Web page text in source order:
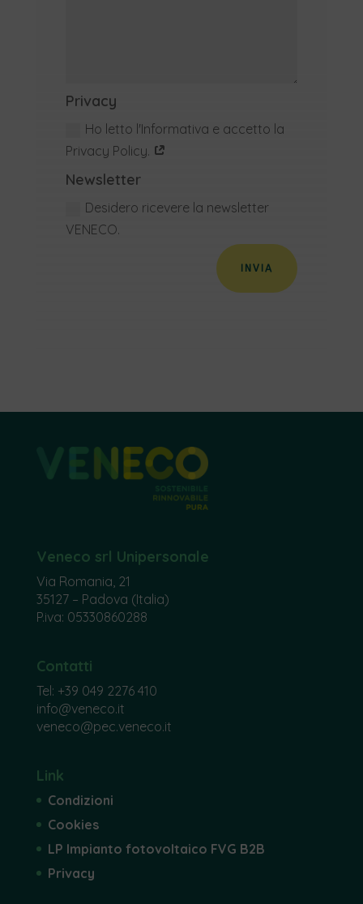
Privacy
Ho letto l'Informativa e accetto la
Privacy Policy.
Newsletter
Desidero ricevere la newsletter
VENECO.
INVIA
Veneco srl Unipersonale
Via Romania, 21
35127 – Padova (Italia)
P.iva: 05330860288
Contatti
Tel: +39 049 2276 410
info@veneco.it
veneco@pec.veneco.it
Link
Condizioni
Cookies
LP Impianto fotovoltaico FVG B2B
Privacy